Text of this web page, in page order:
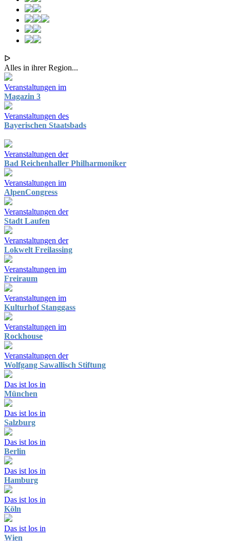
ᐅ
Alles in ihrer Region...
Veranstaltungen im
Magazin 3
Veranstaltungen des
Bayerischen Staatsbads
Veranstaltungen der
Bad Reichenhaller Philharmoniker
Veranstaltungen im
AlpenCongress
Veranstaltungen der
Stadt Laufen
Veranstaltungen der
Lokwelt Freilassing
Veranstaltungen im
Freiraum
Veranstaltungen im
Kulturhof Stanggass
Veranstaltungen im
Rockhouse
Veranstaltungen der
Wolfgang Sawallisch Stiftung
Das ist los in
München
Das ist los in
Salzburg
Das ist los in
Berlin
Das ist los in
Hamburg
Das ist los in
Köln
Das ist los in
Wien